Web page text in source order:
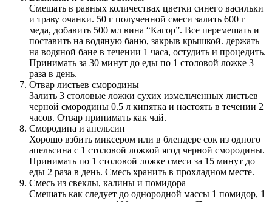
Смешать в равных количествах цветки синего васильки
и траву очанки. 50 г полученной смеси залить 600 г
меда, добавить 500 мл вина “Кагор”. Все перемешать и
поставить на водяную баню, закрыв крышкой. держать
на водяной бане в течении 1 часа, остудить и процедить.
Принимать за 30 минут до еды по 1 столовой ложке 3
раза в день.
Отвар листьев смородины
Залить 3 столовые ложки сухих измельченных листьев
черной смородины 0.5 л кипятка и настоять в течении 2
часов. Отвар принимать как чай.
Смородина и апельсин
Хорошо взбить миксером или в блендере сок из одного
апельсина с 1 столовой ложкой ягод черной смородины.
Принимать по 1 столовой ложке смеси за 15 минут до
еды 2 раза в день. Смесь хранить в прохладном месте.
Смесь из свеклы, калины и помидора
Смешать как следует до однородной массы 1 помидор, 1